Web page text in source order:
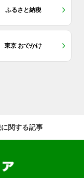
ふるさと納税
東京 おでかけ
関する記事